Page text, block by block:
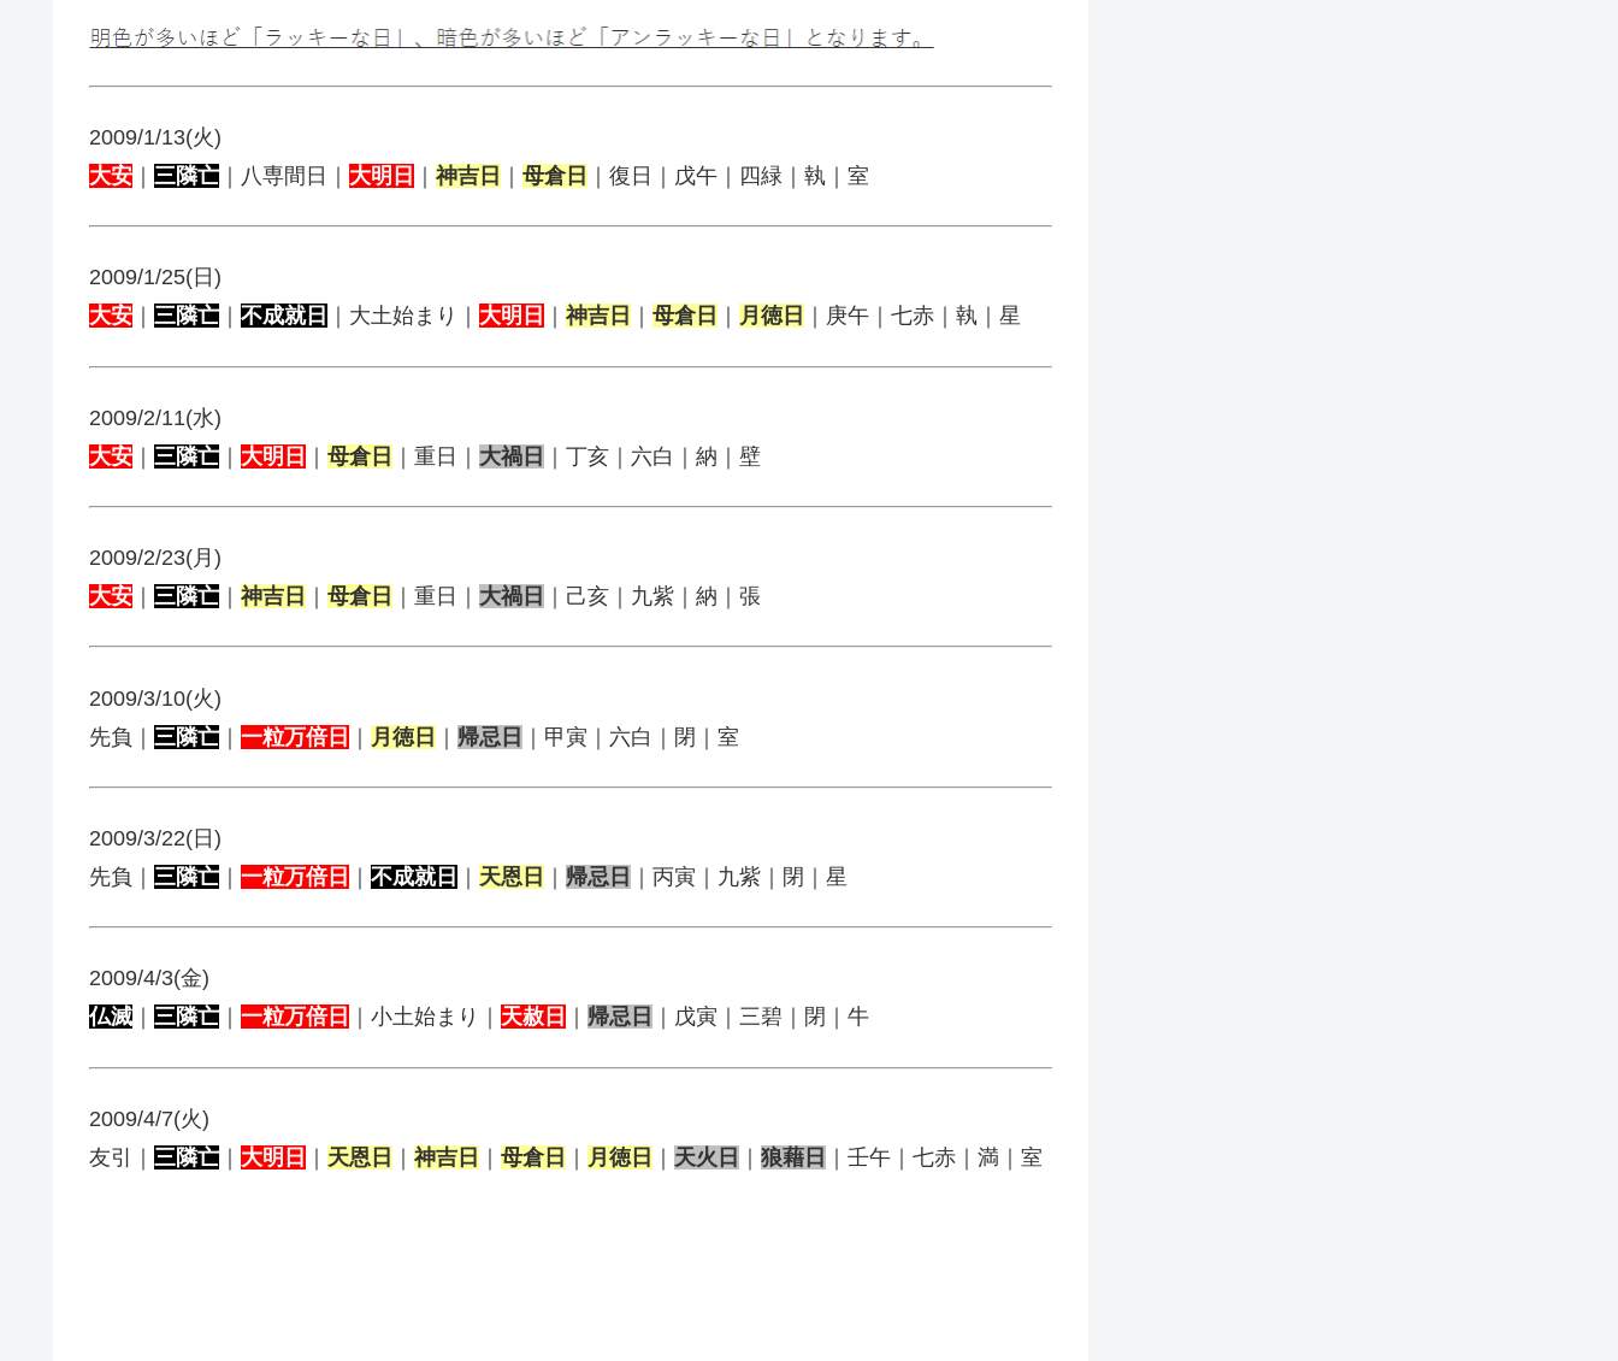
2009/1/13(火)
大安
三隣亡 ｜八専間日｜ 大明日 神吉日 母倉日 ｜復日｜戊午｜四緑｜執｜室
2009/1/25(日)
大安
三隣亡 不成就日 ｜大土始まり｜ 大明日 神吉日 母倉日 月徳日 ｜庚午｜七赤｜執｜星
2009/2/11(水)
大安 ｜ 三隣亡 ｜ 大明日 ｜ 母倉日 ｜重日｜ 大禍日 ｜丁亥｜六白｜納｜壁
2009/2/23(月)
大安
三隣亡 神吉日 母倉日 ｜重日｜ 大禍日 ｜己亥｜九紫｜納｜張
2009/3/10(火)
先負｜ 三隣亡 ｜ 一粒万倍日 ｜ 月徳日 ｜ 帰忌日 ｜甲寅｜六白｜閉｜室
2009/3/22(日)
先負｜ 三隣亡 ｜ 一粒万倍日 ｜ 不成就日 ｜ 天恩日 ｜ 帰忌日 ｜丙寅｜九紫｜閉｜星
2009/4/3(金)
仏滅
三隣亡 一粒万倍日 ｜小土始まり｜ 天赦日 帰忌日 ｜戊寅｜三碧｜閉｜牛
2009/4/7(火)
友引｜ 三隣亡 ｜ 大明日 ｜ 天恩日 ｜ 神吉日 ｜ 母倉日 ｜ 月徳日 ｜ 天火日 ｜ 狼藉日 ｜壬午｜七赤｜満｜室